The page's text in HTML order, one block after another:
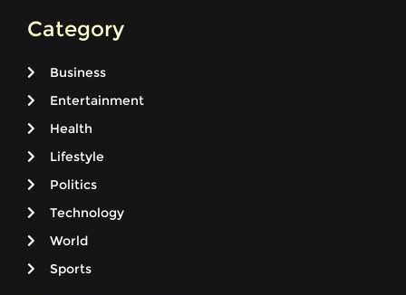
Category
Business
Entertainment
Health
Lifestyle
Politics
Technology
World
Sports